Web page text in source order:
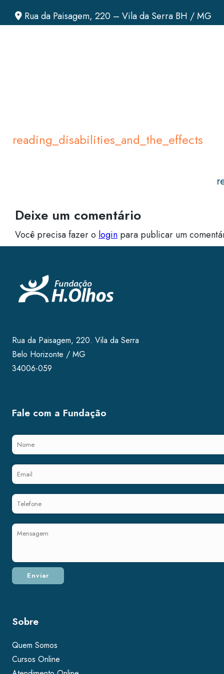
Rua da Paisagem, 220 – Vila da Serra BH / MG
reading_disabilities_and_the_effects
Deixe um comentário
Você precisa fazer o login para publicar um
Rua da Paisagem, 220. Vila da Serra
Belo Horizonte / MG
34006-059
Fale com a Fundação
Sobre
Quem Somos
Cursos Online